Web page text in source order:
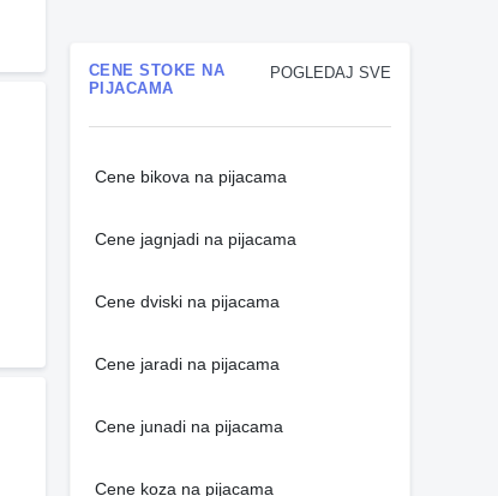
POGLEDAJ SVE
CENE STOKE NA
PIJACAMA
Cene bikova na pijacama
Cene jagnjadi na pijacama
Cene dviski na pijacama
Cene jaradi na pijacama
Cene junadi na pijacama
Cene koza na pijacama